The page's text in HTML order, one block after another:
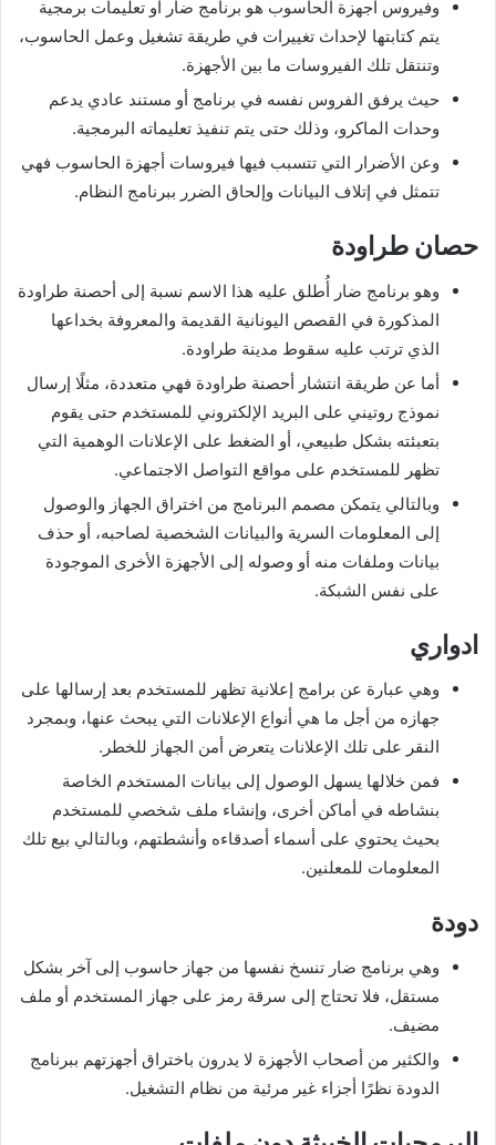
وفيروس أجهزة الحاسوب هو برنامج ضار أو تعليمات برمجية
يتم كتابتها لإحداث تغييرات في طريقة تشغيل وعمل الحاسوب،
وتنتقل تلك الفيروسات ما بين الأجهزة.
حيث يرفق الفروس نفسه في برنامج أو مستند عادي يدعم
وحدات الماكرو، وذلك حتى يتم تنفيذ تعليماته البرمجية.
وعن الأضرار التي تتسبب فيها فيروسات أجهزة الحاسوب فهي
تتمثل في إتلاف البيانات وإلحاق الضرر ببرنامج النظام.
حصان طراودة
وهو برنامج ضار أُطلق عليه هذا الاسم نسبة إلى أحصنة طراودة
المذكورة في القصص اليونانية القديمة والمعروفة بخداعها
الذي ترتب عليه سقوط مدينة طراودة.
أما عن طريقة انتشار أحصنة طراودة فهي متعددة، مثلًا إرسال
نموذج روتيني على البريد الإلكتروني للمستخدم حتى يقوم
بتعبئته بشكل طبيعي، أو الضغط على الإعلانات الوهمية التي
تظهر للمستخدم على مواقع التواصل الاجتماعي.
وبالتالي يتمكن مصمم البرنامج من اختراق الجهاز والوصول
إلى المعلومات السرية والبيانات الشخصية لصاحبه، أو حذف
بيانات وملفات منه أو وصوله إلى الأجهزة الأخرى الموجودة
على نفس الشبكة.
ادواري
وهي عبارة عن برامج إعلانية تظهر للمستخدم بعد إرسالها على
جهازه من أجل ما هي أنواع الإعلانات التي يبحث عنها، وبمجرد
النقر على تلك الإعلانات يتعرض أمن الجهاز للخطر.
فمن خلالها يسهل الوصول إلى بيانات المستخدم الخاصة
بنشاطه في أماكن أخرى، وإنشاء ملف شخصي للمستخدم
بحيث يحتوي على أسماء أصدقاءه وأنشطتهم، وبالتالي بيع تلك
المعلومات للمعلنين.
دودة
وهي برنامج ضار تنسخ نفسها من جهاز حاسوب إلى آخر بشكل
مستقل، فلا تحتاج إلى سرقة رمز على جهاز المستخدم أو ملف
مضيف.
والكثير من أصحاب الأجهزة لا يدرون باختراق أجهزتهم ببرنامج
الدودة نظرًا أجزاء غير مرئية من نظام التشغيل.